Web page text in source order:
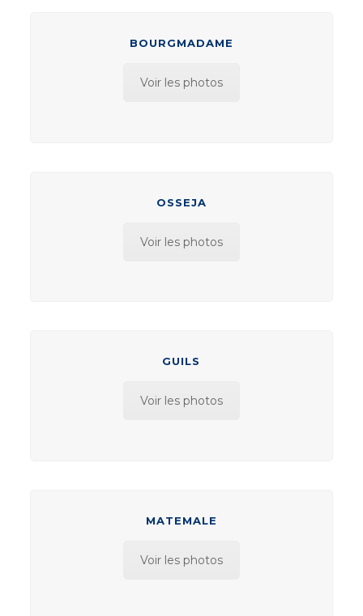
BOURGMADAME
Voir les photos
OSSEJA
Voir les photos
GUILS
Voir les photos
MATEMALE
Voir les photos